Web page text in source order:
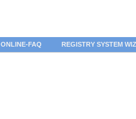
ONLINE-FAQ REGISTRY SYSTEM